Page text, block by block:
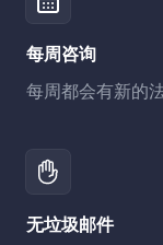
每周咨询
每周都会有新的
无垃圾邮件